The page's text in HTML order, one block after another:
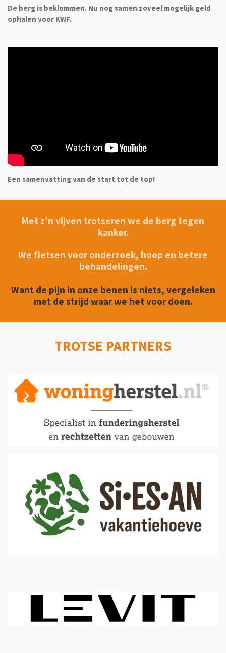
De berg is beklommen. Nu nog samen zoveel mogelijk geld
ophalen voor KWF.
Een samenvatting van de start tot de top!
Met z’n vijven trotseren we de berg tegen
kanker.
We fietsen voor onderzoek, hoop en betere
behandelingen.
Want de pijn in onze benen is niets, vergeleken
met de strijd waar we het voor doen.
TROTSE PARTNERS